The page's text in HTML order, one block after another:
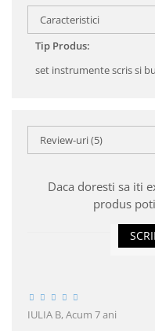
Caracteristici
Tip Produs:
set instrumente scris si
Review-uri(5)
Daca doresti sa iti
produs
IULIA B,Acum 7 ani